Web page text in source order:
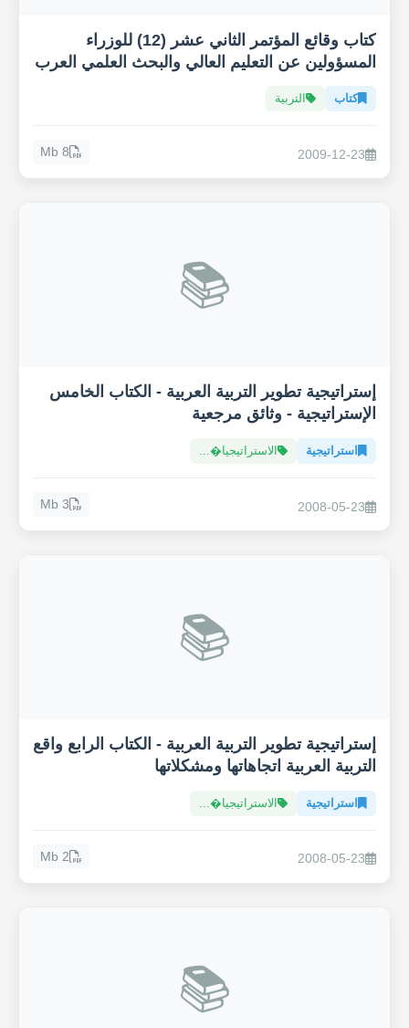
كتاب وقائع المؤتمر الثاني عشر (12) للوزراء
المسؤولين عن التعليم العالي والبحث العلمي العرب
كتاب التربية
2009-12-23
8 Mb
📚
إستراتيجية تطوير التربية العربية - الكتاب الخامس
الإستراتيجية - وثائق مرجعية
استراتيجية الاستراتيجيا�...
2008-05-23
3 Mb
📚
إستراتيجية تطوير التربية العربية - الكتاب الرابع واقع
التربية العربية اتجاهاتها ومشكلاتها
استراتيجية الاستراتيجيا�...
2008-05-23
2 Mb
📚